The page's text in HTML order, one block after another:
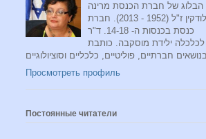
הבלוג של חברת הכנסת מרינה
סולודקין ז"ל (1952 - 2013). חברת
כנסת בכנסות ה- 14-18. ד"ר
לכלכלה ילידת מוסקבה. כותבת
Просмотреть профиль
Постоянные читатели